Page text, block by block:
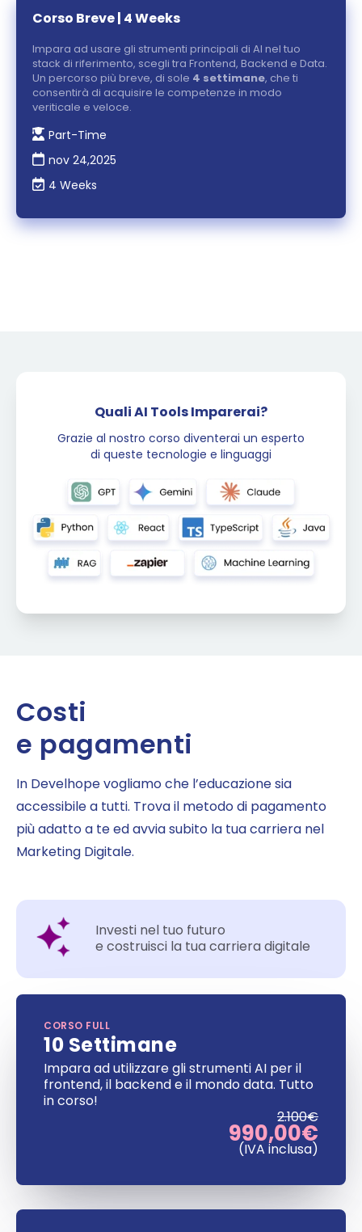
Corso Breve | 4 Weeks
Impara ad usare gli strumenti principali di AI nel tuo
stack di riferimento, scegli tra Frontend, Backend e Data.
Un percorso più breve, di sole 4 settimane, che ti
consentirà di acquisire le competenze in modo
veriticale e veloce.
Part-Time
nov 24,2025
4 Weeks
Quali AI Tools Imparerai?
Grazie al nostro corso diventerai un esperto
di queste tecnologie e linguaggi
Costi
e pagamenti
In Develhope vogliamo che l’educazione sia
accessibile a tutti. Trova il metodo di pagamento
più adatto a te ed avvia subito la tua carriera nel
Marketing Digitale.
Investi nel tuo futuro
e costruisci la tua carriera digitale
CORSO FULL
10 Settimane
Impara ad utilizzare gli strumenti AI per il
frontend, il backend e il mondo data. Tutto
in corso!
2.100€
990,00€
(IVA inclusa)